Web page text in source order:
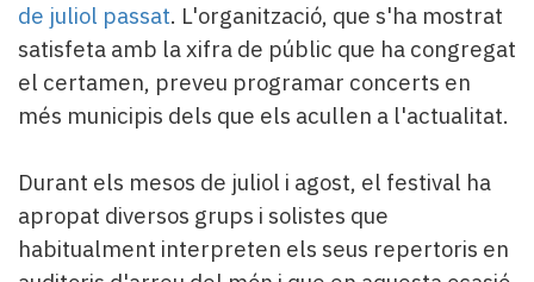
de juliol passat. L'organització, que s'ha mostrat
satisfeta amb la xifra de públic que ha congregat
el certamen, preveu programar concerts en
més municipis dels que els acullen a l'actualitat.
Durant els mesos de juliol i agost, el festival ha
apropat diversos grups i solistes que
habitualment interpreten els seus repertoris en